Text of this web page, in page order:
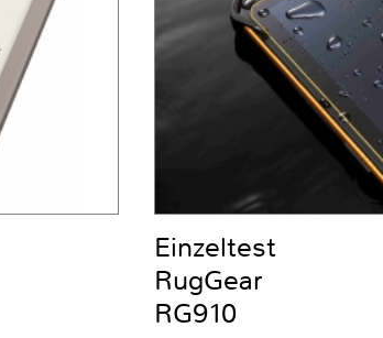
Einzeltest
RugGear
RG910